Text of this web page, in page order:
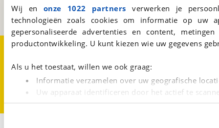
Wij en onze 1022 partners verwerken je
technologieën zoals cookies om informatie op
gepersonaliseerde advertenties en content,
productontwikkeling. U kunt kiezen wie uw gegevens
Als u het toestaat, willen we ook graag:
Informatie verzamelen over uw geografische
Uw apparaat identificeren door het actief te
Lees meer over hoe uw persoonlijke gegevens worden
Een initiatief van
BOVAG
Over viaBOVAG.nlDisclaimer- en Privacyverklaring